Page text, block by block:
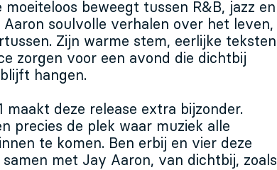
moeiteloos beweegt tussen R&B, jazz en
soulvolle verhalen over het leven,
Zijn warme stem, eerlijke teksten
zorgen voor een avond die dichtbij
hangen.
maakt deze release extra bijzonder.
precies de plek waar muziek alle
te komen. Ben erbij en vier deze
samen met Jay Aaron, van dichtbij, zoals